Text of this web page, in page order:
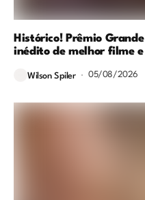
Histórico! Prêmio
inédito de melhor filme e
Wilson Spiler 05/08/2026